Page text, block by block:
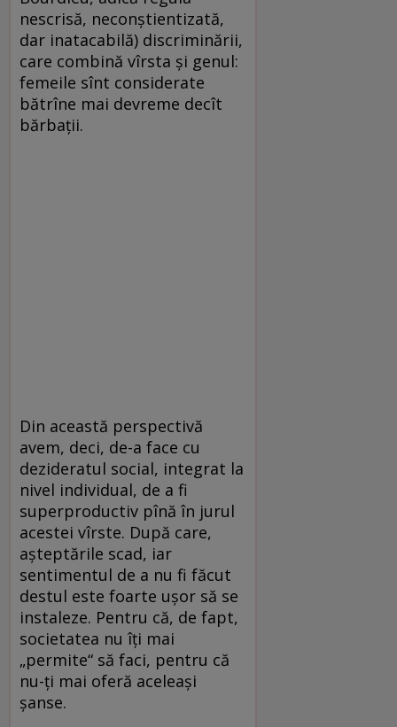
nescrisă, neconştientizată,
dar inatacabilă) discriminării,
care combină vîrsta şi genul:
femeile sînt considerate
bătrîne mai devreme decît
bărbaţii.
Din această perspectivă
avem, deci, de-a face cu
dezideratul social, integrat la
nivel individual, de a fi
superproductiv pînă în jurul
acestei vîrste. După care,
aşteptările scad, iar
sentimentul de a nu fi făcut
destul este foarte uşor să se
instaleze. Pentru că, de fapt,
societatea nu îţi mai
„permite“ să faci, pentru că
nu-ţi mai oferă aceleaşi
şanse.